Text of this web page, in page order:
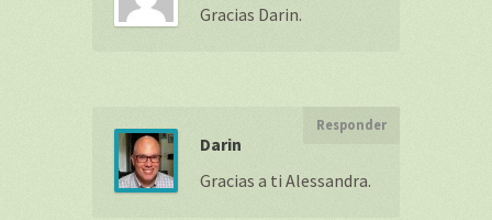
Gracias Darin.
Darin
Responder
Gracias a ti Alessandra.